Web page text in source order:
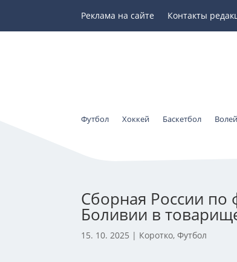
Реклама на сайте Контакты
Футбол Хоккей Баскетбол
Сборная России по
Боливии в
15. 10. 2025 | Коротко,Футбол